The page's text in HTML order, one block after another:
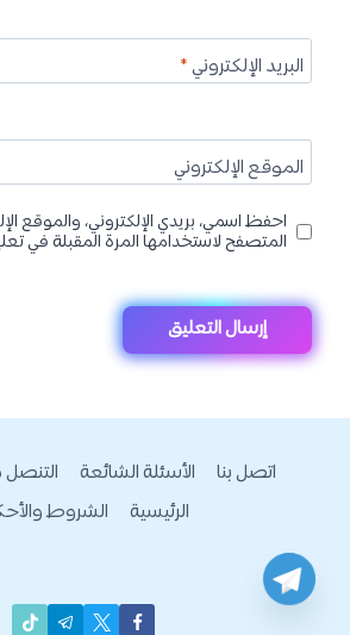
البريد الإلكتروني*
الموقع الإلكتروني
احفظ اسمي، بريدي الإلكتروني، والموقع
المتصفح لاستخدامها المرة المقبلة في
اتصل بنا الأسئلة الشائعة
الرئيسية
الشروط